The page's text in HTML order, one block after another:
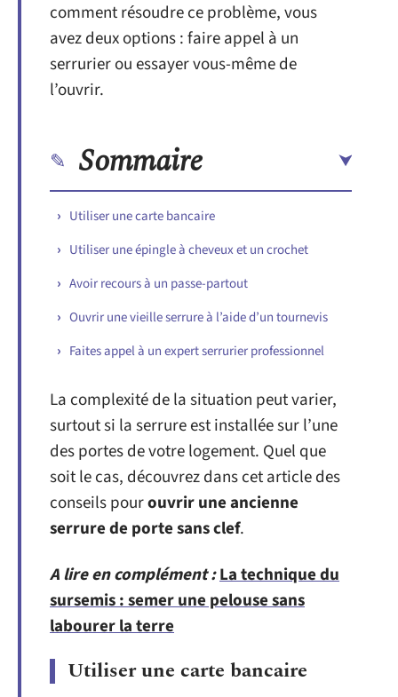
comment résoudre ce problème, vous
avez deux options : faire appel à un
serrurier ou essayer vous-même de
l’ouvrir.
Sommaire
Utiliser une carte bancaire
Utiliser une épingle à cheveux et un crochet
Avoir recours à un passe-partout
Ouvrir une vieille serrure à l’aide d’un tournevis
Faites appel à un expert serrurier professionnel
La complexité de la situation peut varier,
surtout si la serrure est installée sur l’une
des portes de votre logement. Quel que
soit le cas, découvrez dans cet article des
conseils pourouvrir une ancienne
serrure de porte sans clef.
A lire en complément :La technique du
sursemis : semer une pelouse sans
labourer la terre
Utiliser une carte bancaire